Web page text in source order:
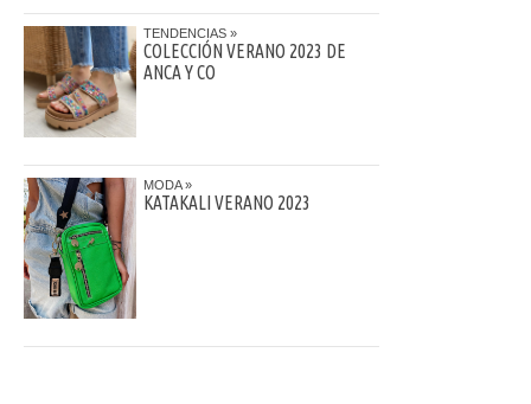
TENDENCIAS
COLECCIÓN VERANO 2023 DE
ANCA Y CO
MODA
KATAKALI VERANO 2023